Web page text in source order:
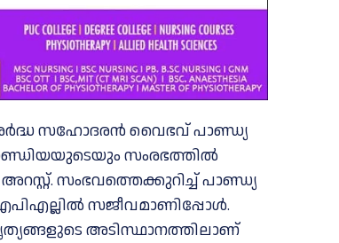
സഹോദരൻ വൈഭവ് പാണ്ഡ്യ
സംരഭത്തിൽ
സംഭവത്തെക്കുറിച്ച് പാണ്ഡ്യ
സജീവമാണിപ്പോള്‍.
അടിസ്ഥാനത്തിലാണ്